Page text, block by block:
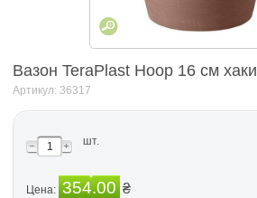
Вазон TeraPlast Hoop 16 cм хаки
Артикул: 36317
шт.
Цена: 354.00 ₴